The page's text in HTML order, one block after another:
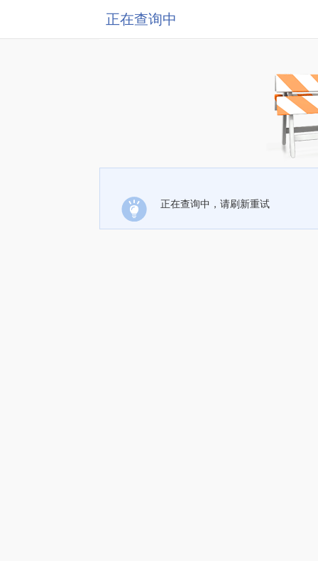
正在查询中
正在查询中，请刷新重试